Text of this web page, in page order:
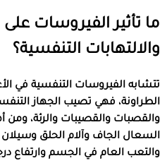
ما تأثير الفيروسات
والالتهابات التنفسية؟
تتشابه الفيروسات التنفسية في
الطراونة، فهي تصيب الجهاز
والقصبات والقصيبات والرئة، ومن
السعال الجاف وآلام الحلق
والتعب العام في الجسم وارتفاع